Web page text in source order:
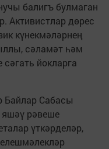
балигъ булмаган
Активистлар дөрес
күнекмәләрнең
сәламәт һәм
йокларга
Байлар Сабасы
рәвеше
үткәрделәр,